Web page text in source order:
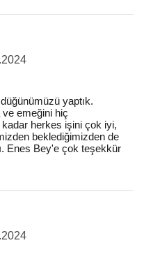
yaptık.
emeğini hiç
herkes işini çok iyi,
beklediğimizden de
Enes Bey'e çok teşekkür